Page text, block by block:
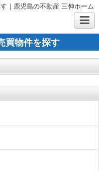
｜鹿児島の不動産 三伸ホーム
買物件を探す